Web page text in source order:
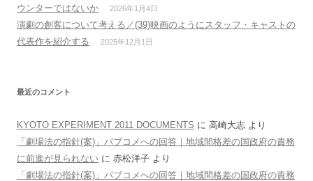
ウンターではないか
2026年1月4日
演劇の創客について考える／(39)映画のようにスタッフ・キャストの
代表作を紹介する
2025年12月1日
最近のコメント
KYOTO EXPERIMENT 2011 DOCUMENTS に 高崎大志 より
「劇場法の指針(案)」パブコメへの回答｜地域間格差の国政府の責務
に前進が見られない に 赤松洋子 より
「劇場法の指針(案)」パブコメへの回答｜地域間格差の国政府の責務